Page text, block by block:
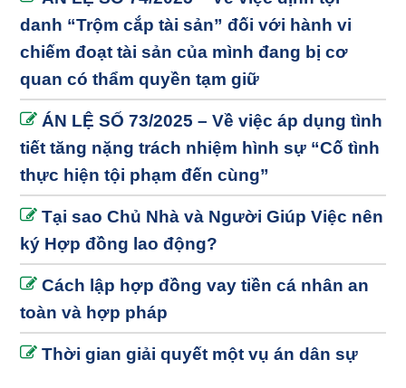
danh “Trộm cắp tài sản” đối với hành vi
chiếm đoạt tài sản của mình đang bị cơ
quan có thẩm quyền tạm giữ
ÁN LỆ SỐ 73/2025 – Về việc áp dụng tình
tiết tăng nặng trách nhiệm hình sự “Cố tình
thực hiện tội phạm đến cùng”
Tại sao Chủ Nhà và Người Giúp Việc nên
ký Hợp đồng lao động?
Cách lập hợp đồng vay tiền cá nhân an
toàn và hợp pháp
Thời gian giải quyết một vụ án dân sự